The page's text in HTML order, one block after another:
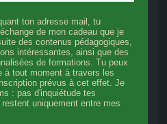
ton adresse mail, tu
de mon cadeau que je
des contenus pédagogiques,
intéressantes, ainsi que des
de formations. Tu peux
à tout moment à travers les
prévus à cet effet. Je
: pas d'inquiétude tes
uniquement entre mes